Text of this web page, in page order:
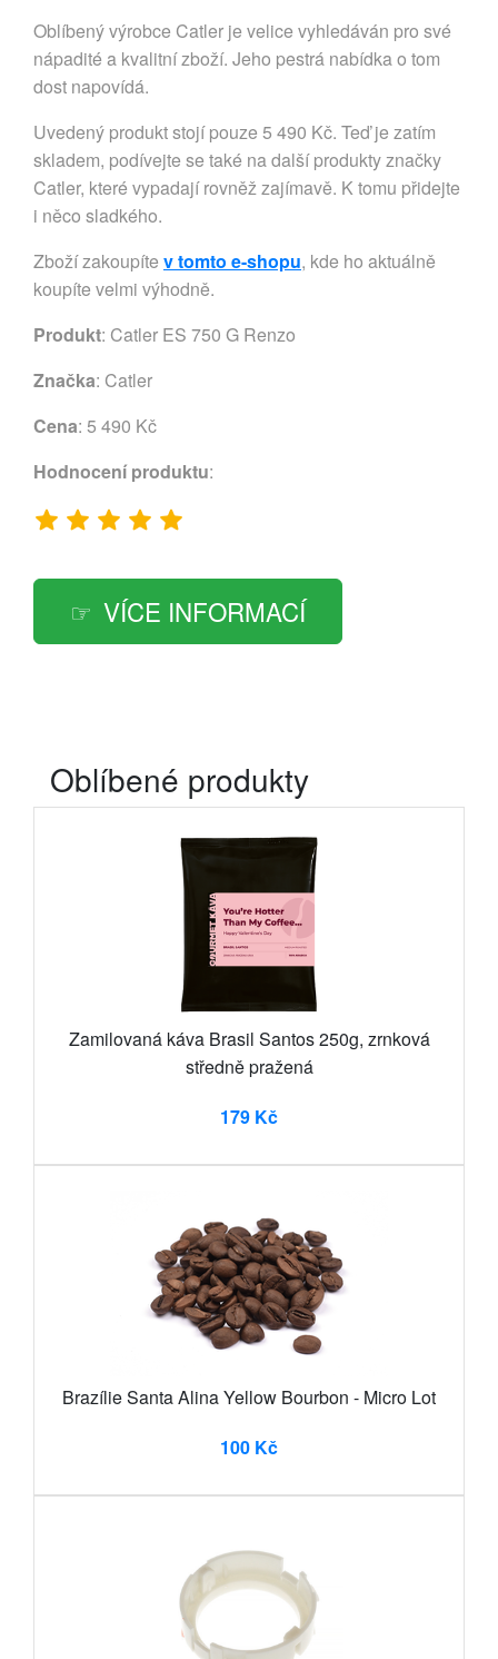
Oblíbený výrobce Catler je velice vyhledáván pro své
nápadité a kvalitní zboží. Jeho pestrá nabídka o tom
dost napovídá.
Uvedený produkt stojí pouze 5 490 Kč. Teď je zatím
skladem, podívejte se také na další produkty značky
Catler, které vypadají rovněž zajímavě. K tomu přidejte
i něco sladkého.
Zboží zakoupíte v tomto e-shopu, kde ho aktuálně
koupíte velmi výhodně.
Produkt: Catler ES 750 G Renzo
Značka: Catler
Cena: 5 490 Kč
Hodnocení produktu:
VÍCE INFORMACÍ
Oblíbené produkty
Zamilovaná káva Brasil Santos 250g, zrnková
středně pražená
179 Kč
Brazílie Santa Alina Yellow Bourbon - Micro Lot
100 Kč